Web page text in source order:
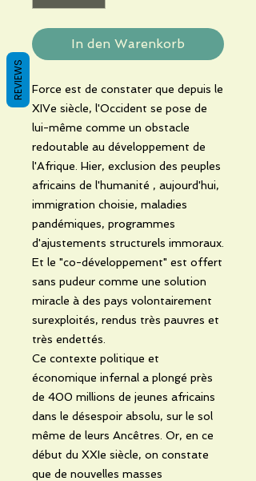
In den Warenkorb
Force est de constater que depuis le
XIVe siècle, l'Occident se pose de
lui-même comme un obstacle
redoutable au développement de
l'Afrique. Hier, exclusion des peuples
africains de l'humanité , aujourd'hui,
immigration choisie, maladies
pandémiques, programmes
d'ajustements structurels immoraux.
Et le "co-développement" est offert
sans pudeur comme une solution
miracle à des pays volontairement
surexploités, rendus très pauvres et
très endettés.
Ce contexte politique et
économique infernal a plongé près
de 400 millions de jeunes africains
dans le désespoir absolu, sur le sol
même de leurs Ancêtres. Or, en ce
début du XXIe siècle, on constate
que de nouvelles masses
REVIEWS